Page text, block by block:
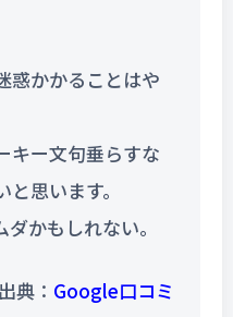
惑かかることはや
キー文句垂らすな
思います。
かもしれない。
出典： Google口コミ